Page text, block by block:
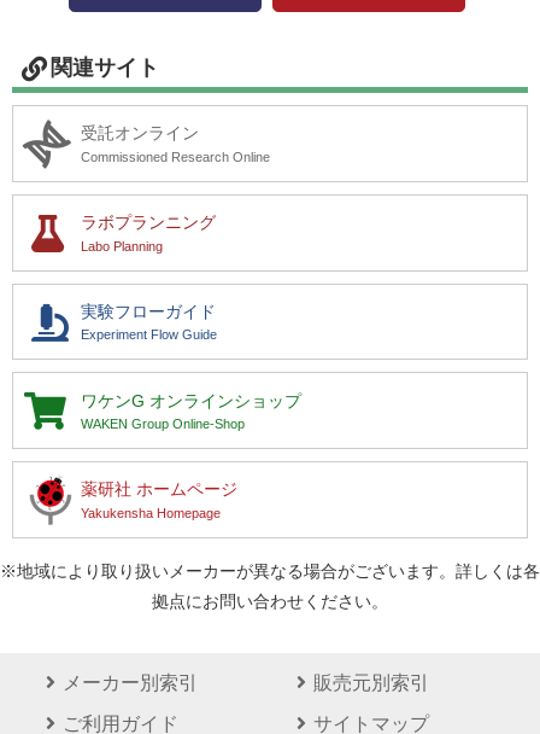
関連サイト
受託オンライン
Commissioned Research Online
ラボプランニング
Labo Planning
実験フローガイド
Experiment Flow Guide
ワケンG オンラインショップ
WAKEN Group Online-Shop
薬研社 ホームページ
Yakukensha Homepage
※地域により取り扱いメーカーが異なる場合がございます。詳しくは各
拠点にお問い合わせください。
メーカー別索引
販売元別索引
ご利用ガイド
サイトマップ